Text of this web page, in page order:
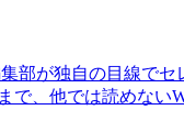
部が独自の目線で
で、他では読めない